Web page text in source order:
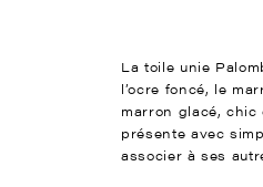
La toile unie
l’ocre foncé, le
marron glacé, chic
présente avec
associer à ses